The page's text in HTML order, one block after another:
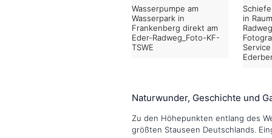
Wasserpumpe am
Wasserpark in
Frankenberg direkt am
Eder-Radweg_Foto-KF-
TSWE
in
Naturwunder, Geschichte und
Zu den Höhepunkten entlang des
größten Stauseen Deutschlands.